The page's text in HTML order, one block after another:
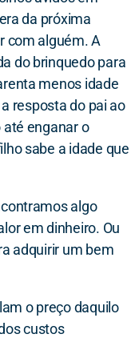
da próxima
com alguém. A
do brinquedo para
menos idade
resposta do pai ao
até enganar o
sabe a idade que
algo
em dinheiro. Ou
adquirir um bem
o preço daquilo
custos